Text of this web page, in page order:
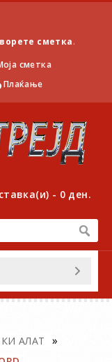
сметка.
сметка
Плаќање
- 0 ден.
АЛАТ »